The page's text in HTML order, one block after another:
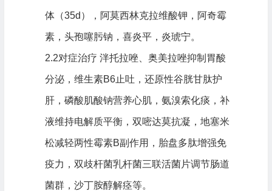
体（35d），阿莫西林克拉维酸钾，阿奇霉
素，头孢噻肟钠，喜炎平，炎琥宁。
2.2对症治疗 泮托拉唑、奥美拉唑抑制胃酸
分泌，维生素B6止吐，还原性谷胱甘肽护
肝，磷酸肌酸钠营养心肌，氨溴索化痰，补
液维持电解质平衡，双嘧达莫抗凝，地塞米
松减轻两性霉素B副作用，胎盘多肽增强免
疫力，双歧杆菌乳杆菌三联活菌片调节肠道
菌群，沙丁胺醇解痉等。